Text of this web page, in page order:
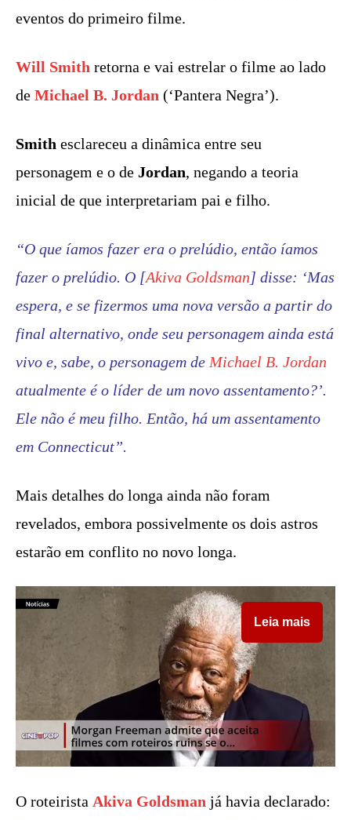
eventos do primeiro filme.
Will Smith retorna e vai estrelar o filme ao lado
de Michael B. Jordan (‘Pantera Negra’).
Smith esclareceu a dinâmica entre seu
personagem e o de Jordan, negando a teoria
inicial de que interpretariam pai e filho.
“O que íamos fazer era o prelúdio, então íamos
fazer o prelúdio. O [Akiva Goldsman] disse: ‘Mas
espera, e se fizermos uma nova versão a partir do
final alternativo, onde seu personagem ainda está
vivo e, sabe, o personagem de Michael B. Jordan
atualmente é o líder de um novo assentamento?’.
Ele não é meu filho. Então, há um assentamento
em Connecticut”.
Mais detalhes do longa ainda não foram
revelados, embora possivelmente os dois astros
estarão em conflito no novo longa.
Leia mais
O roteirista Akiva Goldsman já havia declarado: